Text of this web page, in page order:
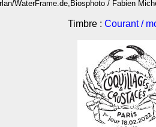
WaterFrame.de,Biosphoto / Fabien
Timbre : Courant /